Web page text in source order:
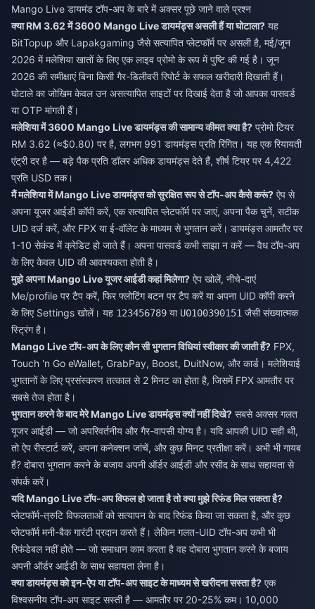
Mango Live डायमंड टॉप-अप के बारे में अक्सर पूछे जाने वाले प्रश्न
क्या RM 3.62 में 3600 Mango Live डायमंड्स असली हैं या घोटाला? यह
BitTopup और Lapakgaming जैसे सत्यापित प्लेटफॉर्म पर असली है, मई/जून
2026 में मलेशिया खातों के लिए एक लाइव प्रोमो के रूप में पुष्टि की गई है। जून
2026 की समीक्षाएं बिना किसी गैर-डिलीवरी रिपोर्ट के सफल खरीदारी दिखाती हैं।
घोटाले का जोखिम केवल उन असत्यापित साइटों पर दिखाई देता है जो आपका पासवर्ड
या OTP मांगती हैं।
मलेशिया में 3600 Mango Live डायमंड्स की सामान्य कीमत क्या है? प्रोमो टियर
RM 3.62 (≈$0.80) पर है, लगभग 991 डायमंड्स प्रति रिंगित। यह एक रियायती
एंट्री दर है — बड़े पैक प्रति डॉलर अधिक डायमंड्स देते हैं, शीर्ष टियर पर 4,422
प्रति USD तक।
मैं मलेशिया में Mango Live डायमंड्स को सुरक्षित रूप से टॉप-अप कैसे करूं? ऐप से
अपना यूजर आईडी कॉपी करें, एक सत्यापित प्लेटफॉर्म पर जाएं, अपना पैक चुनें, सटीक
UID दर्ज करें, और FPX या ई-वॉलेट के माध्यम से भुगतान करें। डायमंड्स आमतौर पर
1-10 सेकंड में क्रेडिट हो जाते हैं। अपना पासवर्ड कभी साझा न करें — वैध टॉप-अप
के लिए केवल UID की आवश्यकता होती है।
मुझे अपना Mango Live यूजर आईडी कहां मिलेगा? ऐप खोलें, नीचे-दाएं
Me/profile पर टैप करें, फिर फ्लोटिंग बटन पर टैप करें या अपना UID कॉपी करने
के लिए Settings खोलें। यह 123456789 या U0100390151 जैसी संख्यात्मक
स्ट्रिंग है।
Mango Live टॉप-अप के लिए कौन सी भुगतान विधियां स्वीकार की जाती हैं? FPX,
Touch 'n Go eWallet, GrabPay, Boost, DuitNow, और कार्ड। मलेशियाई
भुगतानों के लिए प्रसंस्करण तत्काल से 2 मिनट का होता है, जिसमें FPX आमतौर पर
सबसे तेज होता है।
भुगतान करने के बाद मेरे Mango Live डायमंड्स क्यों नहीं दिखे? सबसे अक्सर गलत
यूजर आईडी — जो अपरिवर्तनीय और गैर-वापसी योग्य है। यदि आपकी UID सही थी,
तो ऐप रीस्टार्ट करें, अपना कनेक्शन जांचें, और कुछ मिनट प्रतीक्षा करें। अभी भी गायब
हैं? दोबारा भुगतान करने के बजाय अपनी ऑर्डर आईडी और रसीद के साथ सहायता से
संपर्क करें।
यदि Mango Live टॉप-अप विफल हो जाता है तो क्या मुझे रिफंड मिल सकता है?
प्लेटफॉर्म-त्रुटि विफलताओं को सत्यापन के बाद रिफंड किया जा सकता है, और कुछ
प्लेटफॉर्म मनी-बैक गारंटी प्रदान करते हैं। लेकिन गलत-UID टॉप-अप कभी भी
रिफंडेबल नहीं होते — जो समाधान काम करता है वह दोबारा भुगतान करने के बजाय
अपनी ऑर्डर आईडी के साथ सहायता लेना है।
क्या डायमंड्स को इन-ऐप या टॉप-अप साइट के माध्यम से खरीदना सस्ता है? एक
विश्वसनीय टॉप-अप साइट सस्ती है — आमतौर पर 20-25% कम। 10,000